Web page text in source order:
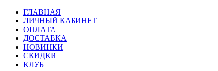
ГЛАВНАЯ
ЛИЧНЫЙ КАБИНЕТ
ОПЛАТА
ДОСТАВКА
НОВИНКИ
СКИДКИ
КЛУБ